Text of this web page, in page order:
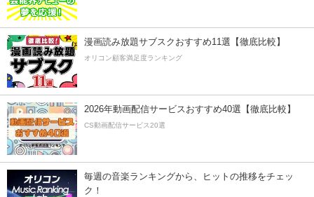
漫画読み放題サブスクおすすめ11選【徹底比較】
オリコン顧客満足度ランキング
2026年動画配信サービスおすすめ40選【徹底比較】
CS動画配信サービス20選
毎週の音楽ランキングから、ヒットの推移をチェッ
ク！